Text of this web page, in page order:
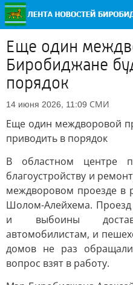
Еще один
Биробиджане
порядок
14 июня 2026, 11:09 СМИ
Еще один междворовой
приводить в порядок
В областном центре
благоустройству и
междворовом проезде
Шолом-Алейхема.
и выбоины
автомобилистам, и
домов не раз
вопрос взят в работу.